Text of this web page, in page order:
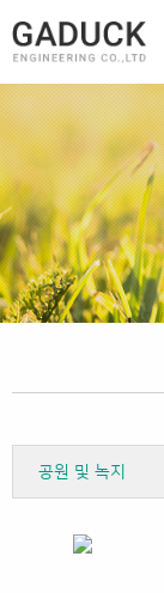
공원 및 녹지